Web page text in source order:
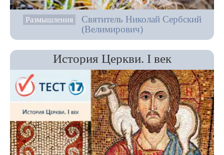
Размышления
Святитель Николай Сербский
(Велимирович)
История Церкви. I век